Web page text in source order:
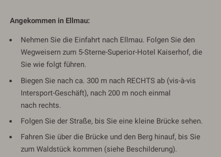
Angekommen in Ellmau:
Nehmen Sie die Einfahrt nach Ellmau. Folgen Sie den
Wegweisern zum 5-Sterne-Superior-Hotel Kaiserhof, die
Sie wie folgt führen.
Biegen Sie nach ca. 300 m nach RECHTS ab (vis-à-vis
Intersport-Geschäft), nach 200 m noch einmal
nach rechts.
Folgen Sie der Straße, bis Sie eine kleine Brücke sehen.
Fahren Sie über die Brücke und den Berg hinauf, bis Sie
zum Waldstück kommen (siehe Beschilderung).